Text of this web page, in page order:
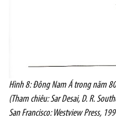
Hình 8: Đông Nam Á trong năm
(Tham chiêu: Sar Desai, D. R.
San Francisco: Westview Press,